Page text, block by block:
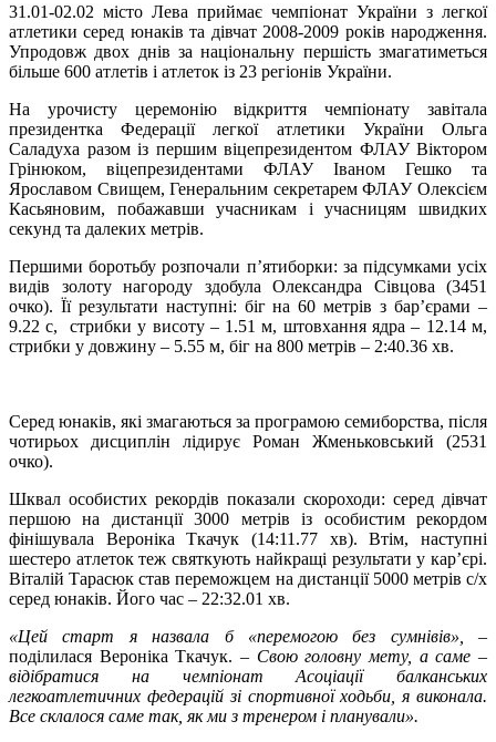
31.01-02.02 місто Лева приймає чемпіонат України з легкої
атлетики серед юнаків та дівчат 2008-2009 років народження.
Упродовж двох днів за національну першість змагатиметься
більше 600 атлетів і атлеток із 23 регіонів України.
На урочисту церемонію відкриття чемпіонату завітала
президентка Федерації легкої атлетики України Ольга
Саладуха разом із першим віцепрезидентом ФЛАУ Віктором
Грінюком, віцепрезидентами ФЛАУ Іваном Гешко та
Ярославом Свищем, Генеральним секретарем ФЛАУ Олексієм
Касьяновим, побажавши учасникам і учасницям швидких
секунд та далеких метрів.
Першими боротьбу розпочали п’ятиборки: за підсумками усіх
видів золоту нагороду здобула Олександра Сівцова (3451
очко). Її результати наступні: біг на 60 метрів з бар’єрами –
9.22 с, стрибки у висоту – 1.51 м, штовхання ядра – 12.14 м,
стрибки у довжину – 5.55 м, біг на 800 метрів – 2:40.36 хв.
Серед юнаків, які змагаються за програмою семиборства, після
чотирьох дисциплін лідирує Роман Жменьковський (2531
очко).
Шквал особистих рекордів показали скороходи: серед дівчат
першою на дистанції 3000 метрів із особистим рекордом
фінішувала Вероніка Ткачук (14:11.77 хв). Втім, наступні
шестеро атлеток теж святкують найкращі результати у кар’єрі.
Віталій Тарасюк став переможцем на дистанції 5000 метрів с/х
серед юнаків. Його час – 22:32.01 хв.
«Цей старт я назвала б «перемогою без сумнівів»,
–
поділилася Вероніка Ткачук. – Свою головну мету, а саме –
відібратися на чемпіонат Асоціації балканських
легкоатлетичних федерацій зі спортивної ходьби, я виконала.
Все склалося саме так, як ми з тренером і планували».